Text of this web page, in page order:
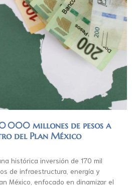
000 millones de pesos a
del Plan México
histórica inversión de 170 mil
de infraestructura, energía y
México, enfocado en dinamizar el